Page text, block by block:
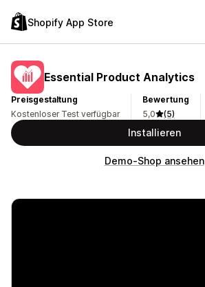
Shopify App Store
Essential Product Analytics
Preisgestaltung
Kostenloser Test verfügbar
Bewertung
5,0
(5)
Installieren
Demo-Shop ansehen